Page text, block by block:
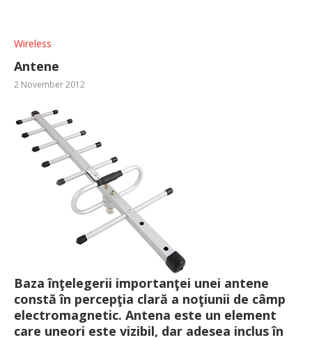
Wireless
Antene
2 November 2012
Baza înţelegerii importanţei unei antene
constă în percepţia clară a noţiunii de câmp
electromagnetic. Antena este un element
care uneori este vizi­bil, dar adesea inclus în